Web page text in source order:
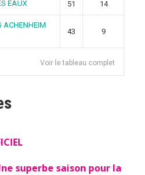
EAUX 51 14
ACHENHEIM
43 9
Voir le tableau complet
superbe saison pour la